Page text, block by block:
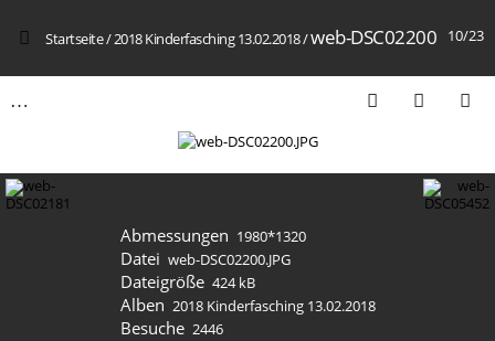
10/23
Startseite/2018 Kinderfasching 13.02.2018/web-DSC02200
Abmessungen 1980*1320
Datei web-DSC02200.JPG
Dateigröße 424 kB
Alben 2018 Kinderfasching 13.02.2018
Besuche 2446